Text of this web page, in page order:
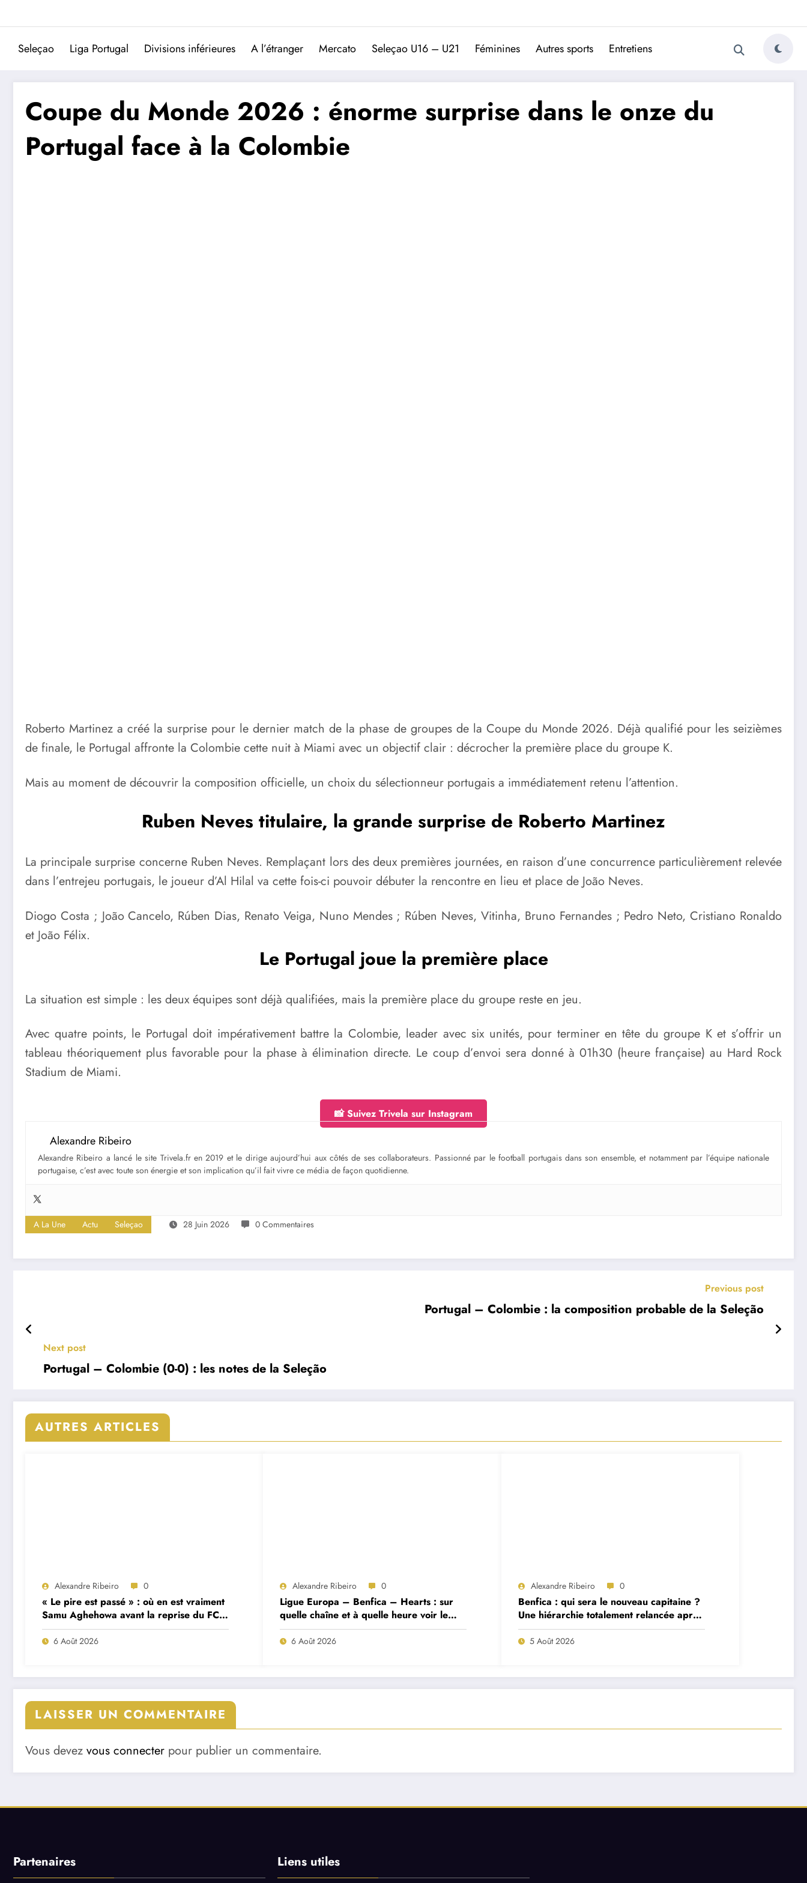
Trivela
L'actualité du football portugais
Seleçao Liga Portugal Divisions inférieures A l’étranger Mercato Seleçao U16 – U21 Féminines Autres sports Entretiens
Coupe du Monde 2026 : énorme surprise dans le onze du
Portugal face à la Colombie
Roberto Martinez a créé la surprise pour le dernier match de la phase de groupes de la Coupe du Monde 2026. Déjà qualifié pour les seizièmes
de finale, le Portugal affronte la Colombie cette nuit à Miami avec un objectif clair : décrocher la première place du groupe K.
Mais au moment de découvrir la composition officielle, un choix du sélectionneur portugais a immédiatement retenu l’attention.
Ruben Neves titulaire, la grande surprise de Roberto Martinez
La principale surprise concerne Ruben Neves. Remplaçant lors des deux premières journées, en raison d’une concurrence particulièrement relevée
dans l’entrejeu portugais, le joueur d’Al Hilal va cette fois-ci pouvoir débuter la rencontre en lieu et place de João Neves.
Diogo Costa ; João Cancelo, Rúben Dias, Renato Veiga, Nuno Mendes ; Rúben Neves, Vitinha, Bruno Fernandes ; Pedro Neto, Cristiano Ronaldo
et João Félix.
Le Portugal joue la première place
La situation est simple : les deux équipes sont déjà qualifiées, mais la première place du groupe reste en jeu.
Avec quatre points, le Portugal doit impérativement battre la Colombie, leader avec six unités, pour terminer en tête du groupe K et s’offrir un
tableau théoriquement plus favorable pour la phase à élimination directe. Le coup d’envoi sera donné à 01h30 (heure française) au Hard Rock
Stadium de Miami.
📸 Suivez Trivela sur Instagram
Alexandre Ribeiro
Alexandre Ribeiro a lancé le site Trivela.fr en 2019 et le dirige aujourd’hui aux côtés de ses collaborateurs. Passionné par le football portugais dans son ensemble, et notamment par l’équipe nationale
portugaise, c’est avec toute son énergie et son implication qu’il fait vivre ce média de façon quotidienne.
A La Une Actu Seleçao 28 Juin 2026 0 Commentaires
Previous post
Portugal – Colombie : la composition probable de la Seleção
Next post
Portugal – Colombie (0-0) : les notes de la Seleção
AUTRES ARTICLES
Alexandre Ribeiro 0
« Le pire est passé » : où en est vraiment
Samu Aghehowa avant la reprise du FC
Porto ?
6 Août 2026
Alexandre Ribeiro 0
Ligue Europa – Benfica – Hearts : sur
quelle chaîne et à quelle heure voir le
match ?
6 Août 2026
Alexandre Ribeiro 0
Benfica : qui sera le nouveau capitaine ?
Une hiérarchie totalement relancée après
deux départs majeurs
5 Août 2026
LAISSER UN COMMENTAIRE
Vous devez vous connecter pour publier un commentaire.
Partenaires Liens utiles